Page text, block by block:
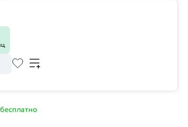
бесплатно